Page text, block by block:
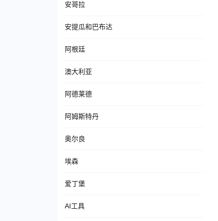
安哥拉
安提瓜和巴布达
阿根廷
澳大利亚
阿德莱德
阿姆斯特丹
奥尔良
埃森
爱丁堡
AI工具